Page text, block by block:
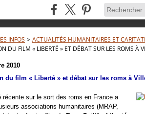
INFOS > ACTUALITÉS HUMANITAIRES ET
DU FILM « LIBERTÉ » ET DÉBAT SUR LES ROMS À
2010
du film « Liberté » et débat sur les roms à
récente sur le sort des roms en France a
associations humanitaires (MRAP,